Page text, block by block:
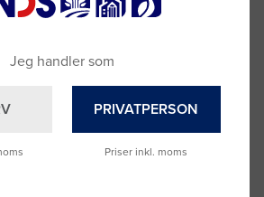
Spørgsmål & Svar
Jeg handler som
PRIVATPERSON
Priser inkl. moms